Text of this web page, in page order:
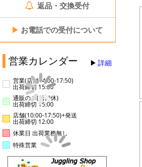
返品・交換受付
▶ お電話での受付について
営業カレンダー 詳細
営業(店舗14:00-17:50)
出荷締切 15:00
通販のみ(店舗休)
出荷締切 15:00
店舗(10:00-17:50)+発送
出荷締切 12:00
休業日 出荷業務無し
特殊営業